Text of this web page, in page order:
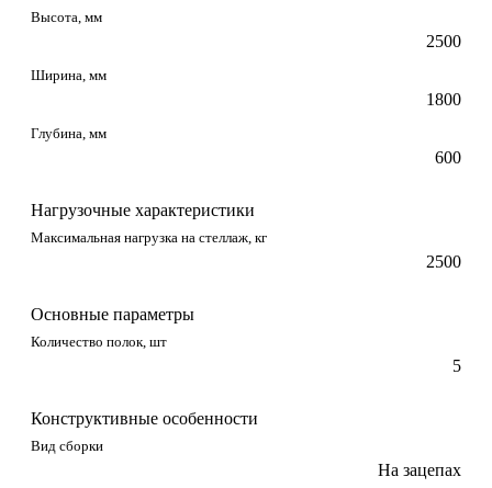
Высота, мм
2500
Ширина, мм
1800
Глубина, мм
600
Нагрузочные характеристики
Максимальная нагрузка на стеллаж, кг
2500
Основные параметры
Количество полок, шт
5
Конструктивные особенности
Вид сборки
На зацепах